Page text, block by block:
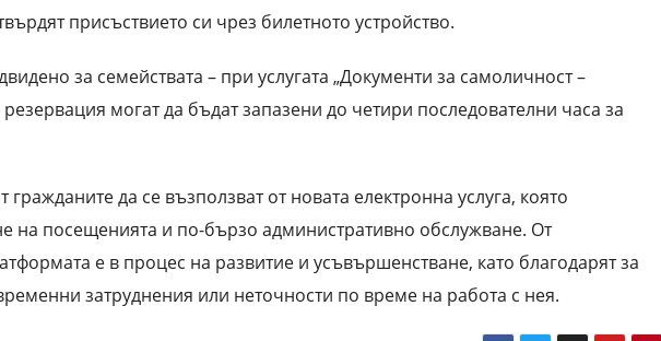
присъствието си чрез билетното устройство.
за семействата – при услугата „Документи за самоличност –
могат да бъдат запазени до четири последователни часа за
да се възползват от новата електронна услуга, която
на посещенията и по-бързо административно обслужване. От
е в процес на развитие и усъвършенстване, като благодарят за
затруднения или неточности по време на работа с нея.